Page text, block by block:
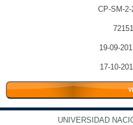
CP-SM-2-
19-09-
17-10-
UNIVERSIDAD